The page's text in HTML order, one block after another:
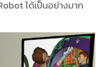
ได้เป็นอย่างมาก